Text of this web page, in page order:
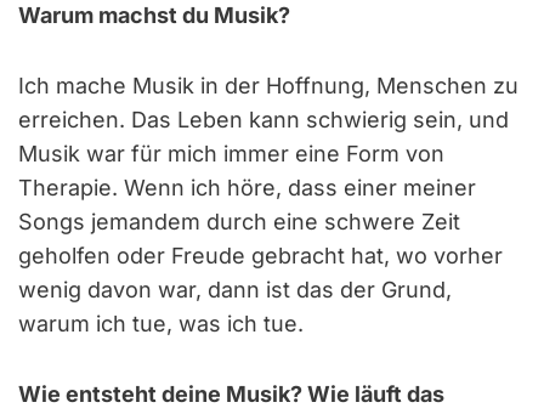
Warum machst du Musik?
Ich mache Musik in der Hoffnung, Menschen zu
erreichen. Das Leben kann schwierig sein, und
Musik war für mich immer eine Form von
Therapie. Wenn ich höre, dass einer meiner
Songs jemandem durch eine schwere Zeit
geholfen oder Freude gebracht hat, wo vorher
wenig davon war, dann ist das der Grund,
warum ich tue, was ich tue.
Wie entsteht deine Musik? Wie läuft das